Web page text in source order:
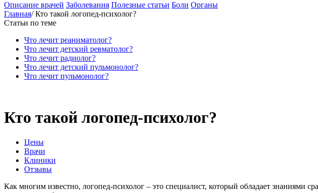
Описание врачей Заболевания Полезные статьи Боли Органы
Главная/Кто такой логопед-психолог?
Статьи по теме
Что лечит реаниматолог?
Что лечит детский ревматолог?
Что лечит радиолог?
Что лечит детский пульмонолог?
Что лечит пульмонолог?
Кто такой логопед-психолог?
Цены
Врачи
Клиники
Отзывы
Как многим известно, логопед-психолог – это специалист, который обладает знаниями